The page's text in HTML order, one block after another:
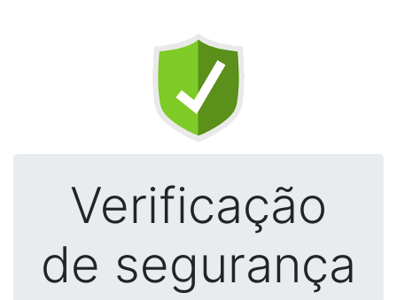
Verificação
de segurança